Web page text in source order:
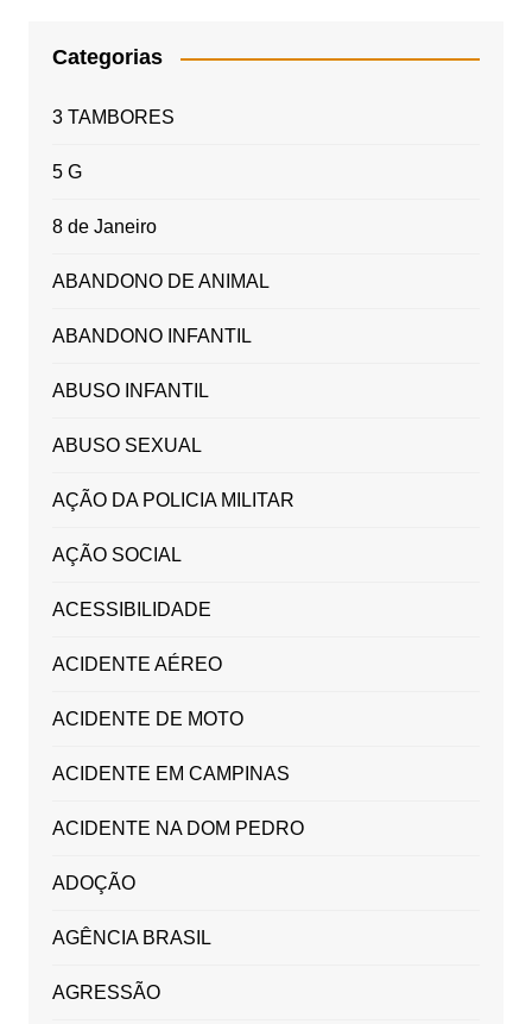
Categorias
3 TAMBORES
5 G
8 de Janeiro
ABANDONO DE ANIMAL
ABANDONO INFANTIL
ABUSO INFANTIL
ABUSO SEXUAL
AÇÃO DA POLICIA MILITAR
AÇÃO SOCIAL
ACESSIBILIDADE
ACIDENTE AÉREO
ACIDENTE DE MOTO
ACIDENTE EM CAMPINAS
ACIDENTE NA DOM PEDRO
ADOÇÃO
AGÊNCIA BRASIL
AGRESSÃO